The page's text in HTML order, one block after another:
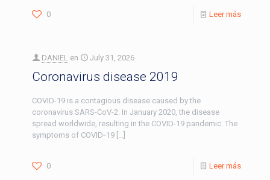
0 Leer más
DANIEL en July 31, 2026
Coronavirus disease 2019
COVID-19 is a contagious disease caused by the
coronavirus SARS-CoV-2. In January 2020, the disease
spread worldwide, resulting in the COVID-19 pandemic. The
symptoms of COVID‑19
0 Leer más